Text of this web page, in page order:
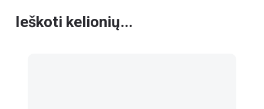
Ieškoti kelionių...